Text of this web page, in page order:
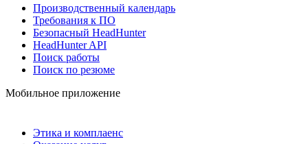
Производственный календарь
Требования к ПО
Безопасный HeadHunter
HeadHunter API
Поиск работы
Поиск по резюме
Мобильное приложение
Этика и комплаенс